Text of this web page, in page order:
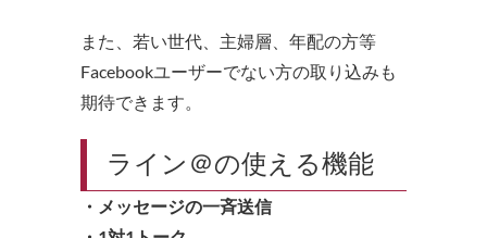
また、若い世代、主婦層、年配の方等
Facebookユーザーでない方の取り込みも
期待できます。
ライン＠の使える機能
・メッセージの一斉送信